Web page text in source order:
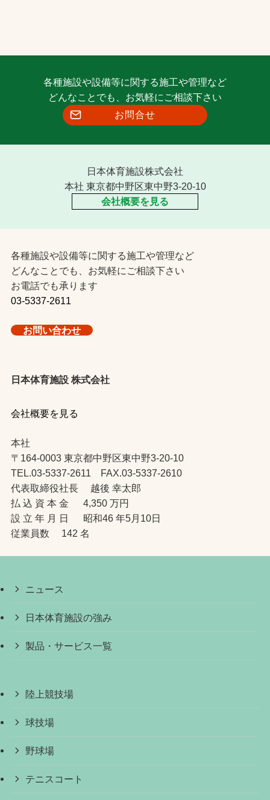
各種施設や設備等に関する施工や管理など
どんなことでも、お気軽にご相談下さい
お問合せ
日本体育施設株式会社
本社 東京都中野区東中野3-20-10
会社概要を見る
各種施設や設備等に関する施工や管理など
どんなことでも、お気軽にご相談下さい
お電話でも承ります
03-5337-2611
お問い合わせ
日本体育施設 株式会社
会社概要を見る
本社
〒164-0003 東京都中野区東中野3-20-10
TEL.03-5337-2611 FAX.03-5337-2610
代表取締役社長 越後 幸太郎
払 込 資 本 金 4,350 万円
設 立 年 月 日 昭和46 年5月10日
従業員数 142 名
ニュース
日本体育施設の強み
製品・サービス一覧
陸上競技場
球技場
野球場
テニスコート